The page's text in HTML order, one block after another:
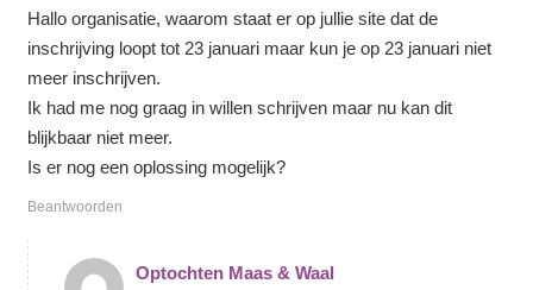
Hallo organisatie, waarom staat er op jullie site dat de
inschrijving loopt tot 23 januari maar kun je op 23 januari niet
meer inschrijven.
Ik had me nog graag in willen schrijven maar nu kan dit
blijkbaar niet meer.
Is er nog een oplossing mogelijk?
Beantwoorden
Optochten Maas & Waal